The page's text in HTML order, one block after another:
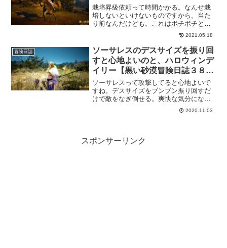
栽培昇級依頼って時間かかる。なんせ栽
培しないといけないものですから。当た
り前なんだけども。これはボチボチと進
めて行くしかないかなといったところで
す。で、キャラ育成も残りシャイだけと
なりました(例外アリ)なので、こちらもボ
チボチと進めて行きます。
2021.05.18
冒険日誌
ソーサレスのデスサイズを振り回
すと心地よいのと、ハロウィンデ
イリー【黒い砂漠冒険日誌３８
６】
ソーサレスって攻撃してると心地よいで
すね。デスサイズをブンブン振り回すだ
けで敵をなぎ倒せる。爽快な気分になり
ます。そして、永久の言葉に釣られてフ
ローリン村のハロウィンデイリーをコツ
2020.11.03
スポンサーリンク